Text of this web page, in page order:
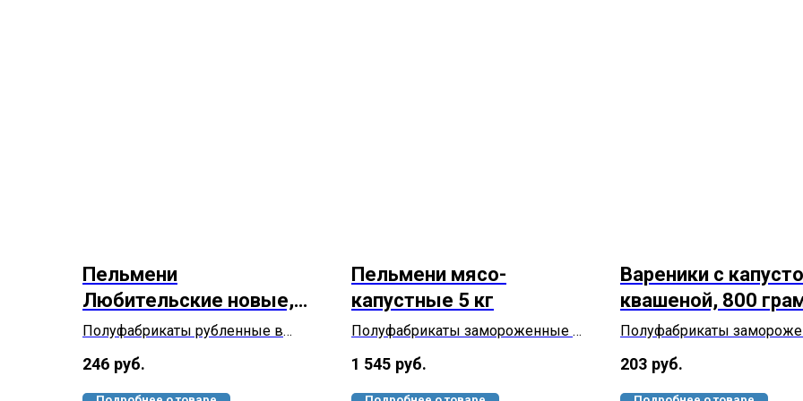
Пельмени
Любительские новые,
800 грамм
Полуфабрикаты рубленные в
тесте с начинкой из мяса птицы
замороженные.
246 руб.
Пельмени мясо-
капустные 5 кг
Полуфабрикаты замороженные в
тесте с мясосодержащей
начинкой, категории Г,
формованные.
1 545 руб.
Вареники с
квашеной, 800
Полуфабрикаты
тесте с овощной начинкой,
формованные.
203 руб.